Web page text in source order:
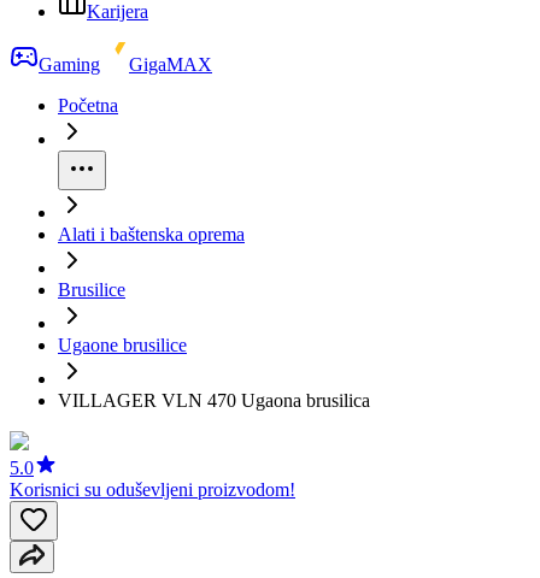
Karijera
Gaming
GigaMAX
Početna
Alati i baštenska oprema
Brusilice
Ugaone brusilice
VILLAGER VLN 470 Ugaona brusilica
5.0
Korisnici su oduševljeni proizvodom!